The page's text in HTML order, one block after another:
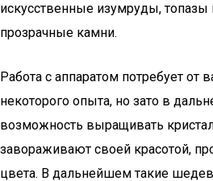
искусственные изумруды, топазы
прозрачные камни.
Работа с аппаратом потребует от
некоторого опыта, но зато в
возможность выращивать
завораживают своей красотой,
цвета. В дальнейшем такие